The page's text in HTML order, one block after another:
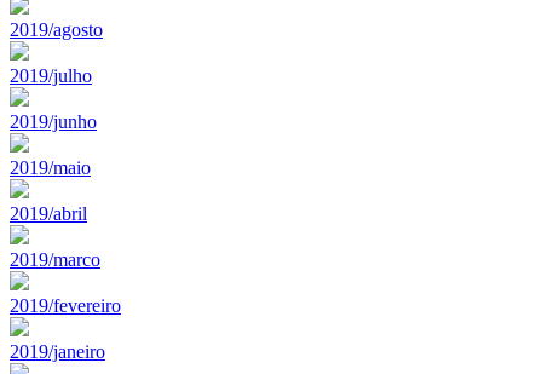
2019/agosto
2019/julho
2019/junho
2019/maio
2019/abril
2019/marco
2019/fevereiro
2019/janeiro